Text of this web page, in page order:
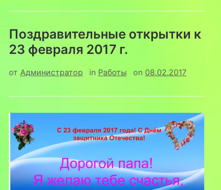
Поздравительные открытки к
23 февраля 2017 г.
от Администратор in Работы on 08.02.2017